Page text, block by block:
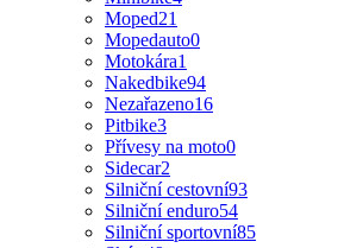
Moped21
Mopedauto0
Motokára1
Nakedbike94
Nezařazeno16
Pitbike3
Přívesy na moto0
Sidecar2
Silniční cestovní93
Silniční enduro54
Silniční sportovní85